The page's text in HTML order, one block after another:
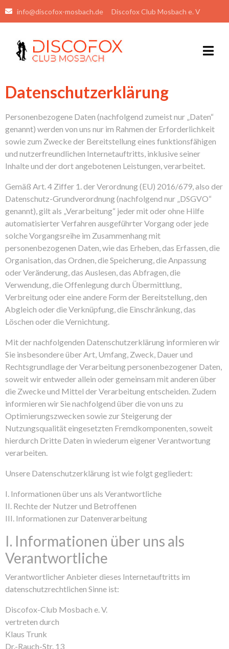
info@discofox-mosbach.de Discofox Club Mosbach e. V
Datenschutzerklärung
Personenbezogene Daten (nachfolgend zumeist nur „Daten“
genannt) werden von uns nur im Rahmen der Erforderlichkeit
sowie zum Zwecke der Bereitstellung eines funktionsfähigen
und nutzerfreundlichen Internetauftritts, inklusive seiner
Inhalte und der dort angebotenen Leistungen, verarbeitet.
Gemäß Art. 4 Ziffer 1. der Verordnung (EU) 2016/679, also der
Datenschutz-Grundverordnung (nachfolgend nur „DSGVO“
genannt), gilt als „Verarbeitung“ jeder mit oder ohne Hilfe
automatisierter Verfahren ausgeführter Vorgang oder jede
solche Vorgangsreihe im Zusammenhang mit
personenbezogenen Daten, wie das Erheben, das Erfassen, die
Organisation, das Ordnen, die Speicherung, die Anpassung
oder Veränderung, das Auslesen, das Abfragen, die
Verwendung, die Offenlegung durch Übermittlung,
Verbreitung oder eine andere Form der Bereitstellung, den
Abgleich oder die Verknüpfung, die Einschränkung, das
Löschen oder die Vernichtung.
Mit der nachfolgenden Datenschutzerklärung informieren wir
Sie insbesondere über Art, Umfang, Zweck, Dauer und
Rechtsgrundlage der Verarbeitung personenbezogener Daten,
soweit wir entweder allein oder gemeinsam mit anderen über
die Zwecke und Mittel der Verarbeitung entscheiden. Zudem
informieren wir Sie nachfolgend über die von uns zu
Optimierungszwecken sowie zur Steigerung der
Nutzungsqualität eingesetzten Fremdkomponenten, soweit
hierdurch Dritte Daten in wiederum eigener Verantwortung
verarbeiten.
Unsere Datenschutzerklärung ist wie folgt gegliedert:
I. Informationen über uns als Verantwortliche
II. Rechte der Nutzer und Betroffenen
III. Informationen zur Datenverarbeitung
I. Informationen über uns als
Verantwortliche
Verantwortlicher Anbieter dieses Internetauftritts im
datenschutzrechtlichen Sinne ist:
Discofox-Club Mosbach e. V.
vertreten durch
Klaus Trunk
Dr.-Rauch-Str. 13